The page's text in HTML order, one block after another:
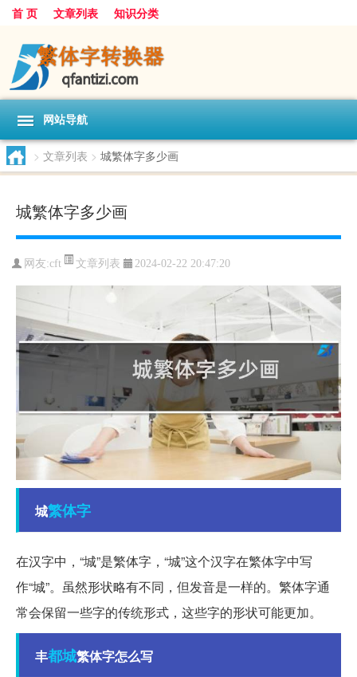
首 页 文章列表 知识分类
网站导航
> 文章列表 > 城繁体字多少画
城繁体字多少画
网友:cft 文章列表 2024-02-22 20:47:20
城繁体字
在汉字中，“城”是繁体字，“城”这个汉字在繁体字中写
作“城”。虽然形状略有不同，但发音是一样的。繁体字通
常会保留一些字的传统形式，这些字的形状可能更加。
丰都城繁体字怎么写